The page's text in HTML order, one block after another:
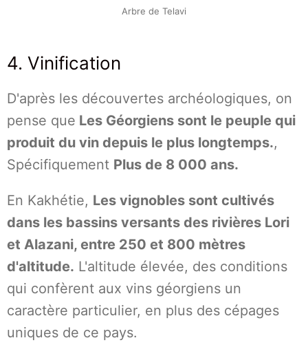
Arbre de Telavi
4. Vinification
D'après les découvertes archéologiques, on
pense que Les Géorgiens sont le peuple qui
produit du vin depuis le plus longtemps.,
Spécifiquement Plus de 8 000 ans.
En Kakhétie, Les vignobles sont cultivés
dans les bassins versants des rivières Lori
et Alazani, entre 250 et 800 mètres
d'altitude. L'altitude élevée, des conditions
qui confèrent aux vins géorgiens un
caractère particulier, en plus des cépages
uniques de ce pays.